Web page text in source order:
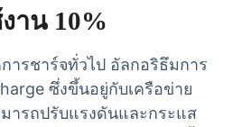
าน 10%
ารชาร์จทั่วไป อัลกอริธึมการ
ซึ่งขึ้นอยู่กับเครือข่าย
ารถปรับแรงดันและกระแส